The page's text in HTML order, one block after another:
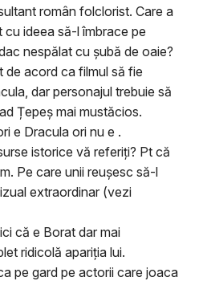
român folclorist. Care a
ideea să-l îmbrace pe
nespălat cu șubă de oaie?
de acord ca filmul să fie
dar personajul trebuie să
Țepeș mai mustăcios.
e Dracula ori nu e .
istorice vă referiți? Pt că
Pe care unii reușesc să-l
extraordinar (vezi
că e Borat dar mai
ridicolă apariția lui.
pe gard pe actorii care joaca